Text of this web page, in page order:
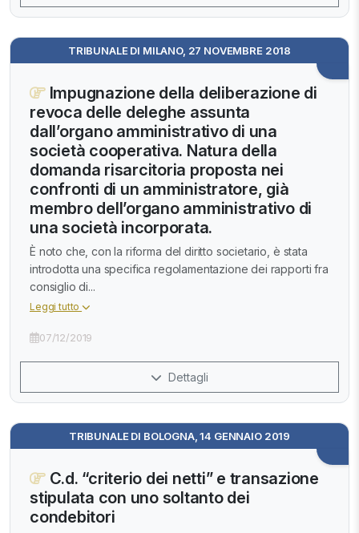
TRIBUNALE DI MILANO, 27 NOVEMBRE 2018
Impugnazione della deliberazione di
revoca delle deleghe assunta
dall’organo amministrativo di una
società cooperativa. Natura della
domanda risarcitoria proposta nei
confronti di un amministratore, già
membro dell’organo amministrativo di
una società incorporata.
È noto che, con la riforma del diritto societario, è stata
introdotta una specifica regolamentazione dei rapporti fra
consiglio di...
Leggi tutto
07/12/2019
Dettagli
TRIBUNALE DI BOLOGNA, 14 GENNAIO 2019
C.d. “criterio dei netti” e transazione
stipulata con uno soltanto dei
condebitori